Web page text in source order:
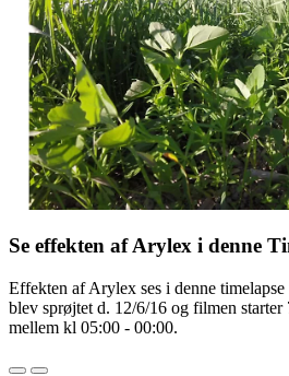
Se effekten af Arylex i denne
Effekten af Arylex ses i denne
blev sprøjtet d. 12/6/16 og filmen starter
mellem kl 05:00 - 00:00.